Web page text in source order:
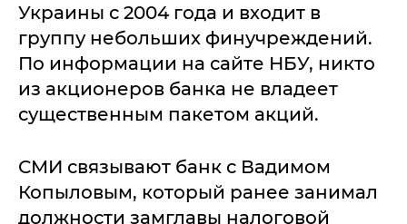
Украины с 2004 года и входит в
группу небольших финучреждений.
По информации на сайте НБУ, никто
из акционеров банка не владеет
существенным пакетом акций.
СМИ связывают банк с Вадимом
Копыловым, который ранее занимал
должности замглавы налоговой